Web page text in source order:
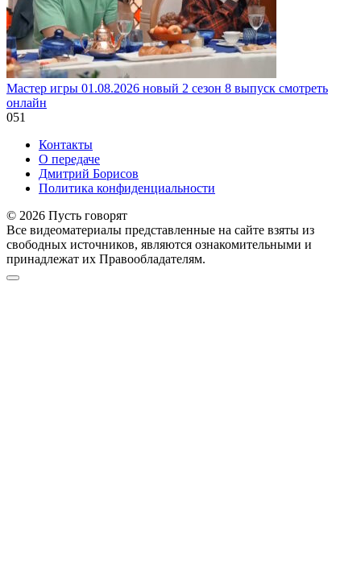
Мастер игры 01.08.2026 новый 2 сезон 8 выпуск смотреть
онлайн
051
Контакты
О передаче
Дмитрий Борисов
Политика конфиденциальности
© 2026 Пусть говорят
Все видеоматериалы представленные на сайте взяты из
свободных источников, являются ознакомительными и
принадлежат их Правообладателям.